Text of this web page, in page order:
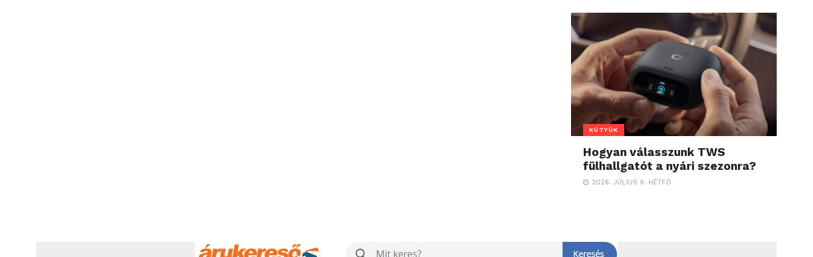
KÜTYÜK
Hogyan válasszunk TWS
fülhallgatót a nyári szezonra?
2026. JÚLIUS 6. HÉTFŐ